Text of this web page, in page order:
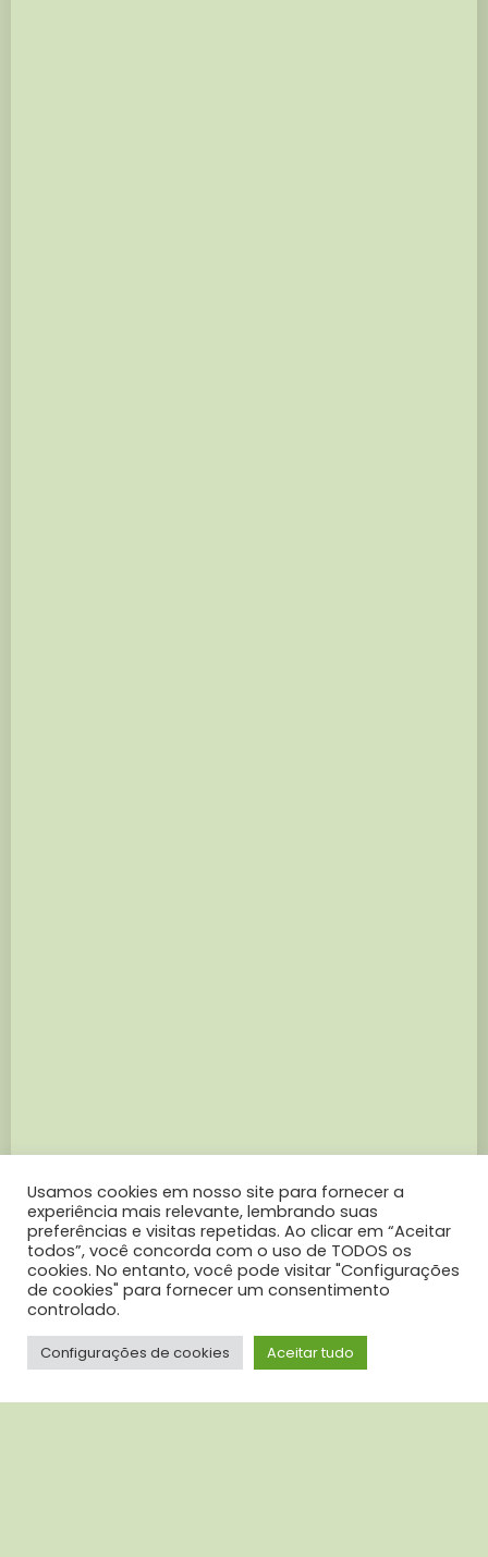
Usamos cookies em nosso site para fornecer a
experiência mais relevante, lembrando suas
preferências e visitas repetidas. Ao clicar em “Aceitar
todos”, você concorda com o uso de TODOS os
cookies. No entanto, você pode visitar "Configurações
de cookies" para fornecer um consentimento
controlado.
Configurações de cookies Aceitar tudo